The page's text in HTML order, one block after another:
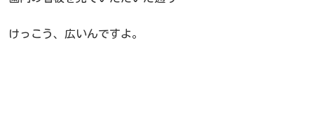
けっこう、広いんですよ。